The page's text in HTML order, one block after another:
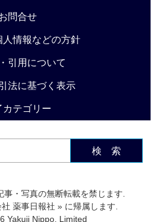
問合せ
人情報などの方針
引用について
法に基づく表示
カテゴリー
検 索
事・写真の無断転載を禁じます.
薬事日報社 » に帰属します.
Yakuji Nippo, Limited